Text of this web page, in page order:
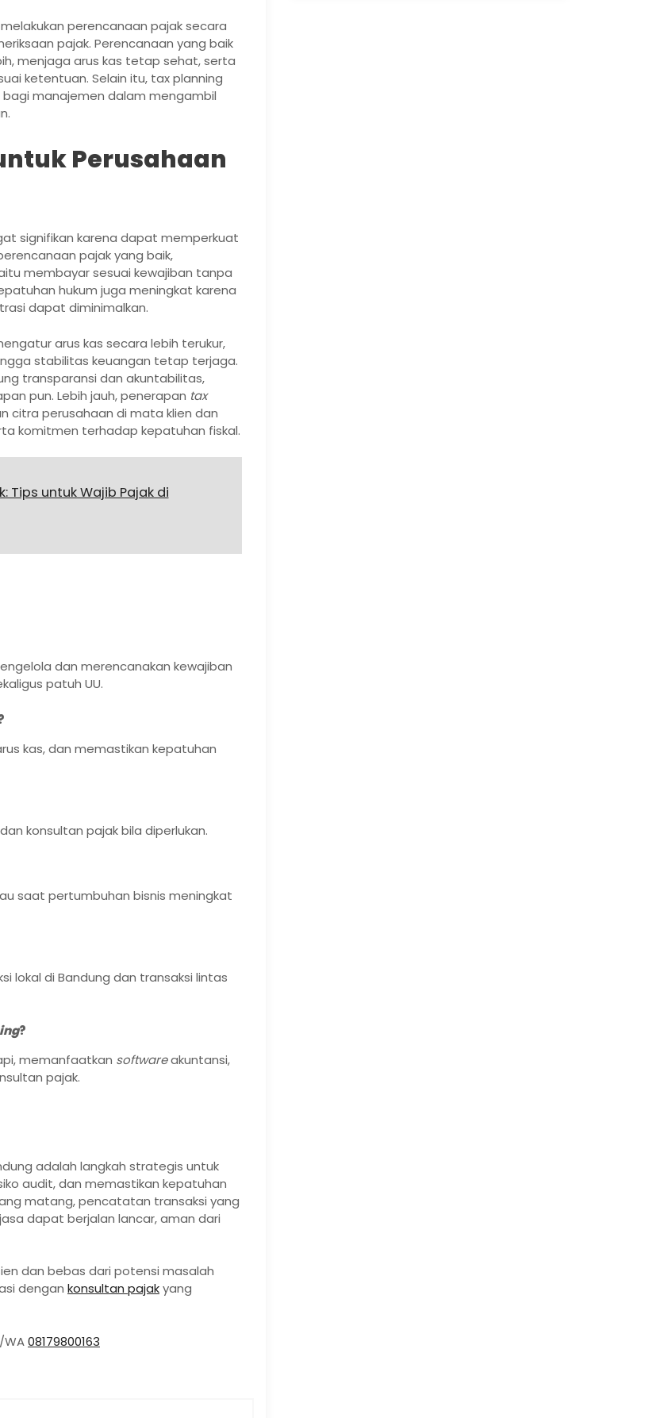
perencanaan pajak secara
pajak. Perencanaan yang baik
menjaga arus kas tetap sehat, serta
ketentuan. Selain itu, tax planning
manajemen dalam mengambil
Perusahaan
signifikan karena dapat memperkuat
pajak yang baik,
membayar sesuai kewajiban tanpa
hukum juga meningkat karena
dapat diminimalkan.
arus kas secara lebih terukur,
stabilitas keuangan tetap terjaga.
transparansi dan akuntabilitas,
pun. Lebih jauh, penerapan tax
citra perusahaan di mata klien dan
komitmen terhadap kepatuhan fiskal.
Tips untuk Wajib Pajak di
dan merencanakan kewajiban
patuh UU.
kas, dan memastikan kepatuhan
konsultan pajak bila diperlukan.
saat pertumbuhan bisnis meningkat
lokal di Bandung dan transaksi lintas
?
memanfaatkan softwareakuntansi,
pajak.
adalah langkah strategis untuk
audit, dan memastikan kepatuhan
matang, pencatatan transaksi yang
dapat berjalan lancar, aman dari
dan bebas dari potensi masalah
dengan konsultan pajakyang
WA08179800163